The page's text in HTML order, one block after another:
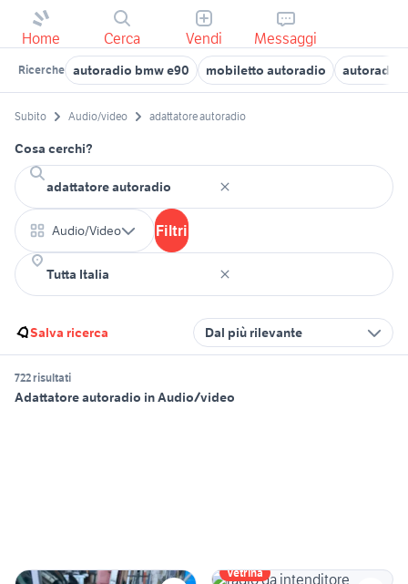
Home Cerca Vendi Messaggi
Ricerche autoradio bmw e90 mobiletto autoradio autoradio
Subito Audio/video adattatore autoradio
Cosa cerchi?
Audio/Video Filtri
Salva ricerca Dal più rilevante
722 risultati
Adattatore autoradio in Audio/video
Vetrina